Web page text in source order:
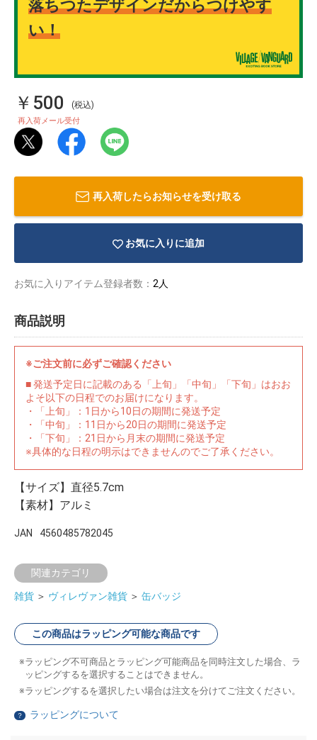
落ちつたデザインだからつけやす
い！
￥500 (税込)
再入荷メール受付
再入荷したらお知らせを受け取る
お気に入りに追加
お気に入りアイテム登録者数： 2人
商品説明
※ご注文前に必ずご確認ください
■ 発送予定日に記載のある「上旬」「中旬」「下旬」はおお
よそ以下の日程でのお届けになります。
・「上旬」：1日から10日の期間に発送予定
・「中旬」：11日から20日の期間に発送予定
・「下旬」：21日から月末の期間に発送予定
※具体的な日程の明示はできませんのでご了承ください。
【サイズ】直径5.7cm
【素材】アルミ
JAN 4560485782045
関連カテゴリ
雑貨 ＞ ヴィレヴァン雑貨 ＞ 缶バッジ
この商品はラッピング可能な商品です
ラッピング不可商品とラッピング可能商品を同時注文した場合、ラ
ッピングするを選択することはできません。
ラッピングするを選択したい場合は注文を分けてご注文ください。
？ ラッピングについて
イラストレ
ーター
ッズ